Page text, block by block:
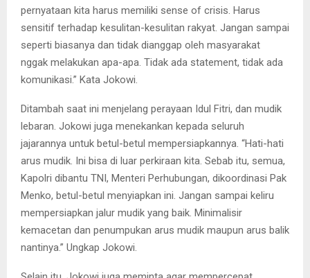
pernyataan kita harus memiliki sense of crisis. Harus
sensitif terhadap kesulitan-kesulitan rakyat. Jangan sampai
seperti biasanya dan tidak dianggap oleh masyarakat
nggak melakukan apa-apa. Tidak ada statement, tidak ada
komunikasi.” Kata Jokowi.
Ditambah saat ini menjelang perayaan Idul Fitri, dan mudik
lebaran. Jokowi juga menekankan kepada seluruh
jajarannya untuk betul-betul mempersiapkannya. “Hati-hati
arus mudik. Ini bisa di luar perkiraan kita. Sebab itu, semua,
Kapolri dibantu TNI, Menteri Perhubungan, dikoordinasi Pak
Menko, betul-betul menyiapkan ini. Jangan sampai keliru
mempersiapkan jalur mudik yang baik. Minimalisir
kemacetan dan penumpukan arus mudik maupun arus balik
nantinya.” Ungkap Jokowi.